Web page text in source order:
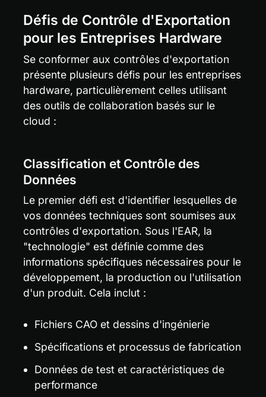
Défis de Contrôle d'Exportation
pour les Entreprises Hardware
Se conformer aux contrôles d'exportation
présente plusieurs défis pour les entreprises
hardware, particulièrement celles utilisant
des outils de collaboration basés sur le
cloud :
Classification et Contrôle des
Données
Le premier défi est d'identifier lesquelles de
vos données techniques sont soumises aux
contrôles d'exportation. Sous l'EAR, la
"technologie" est définie comme des
informations spécifiques nécessaires pour le
développement, la production ou l'utilisation
d'un produit. Cela inclut :
Fichiers CAO et dessins d'ingénierie
Spécifications et processus de fabrication
Données de test et caractéristiques de
performance